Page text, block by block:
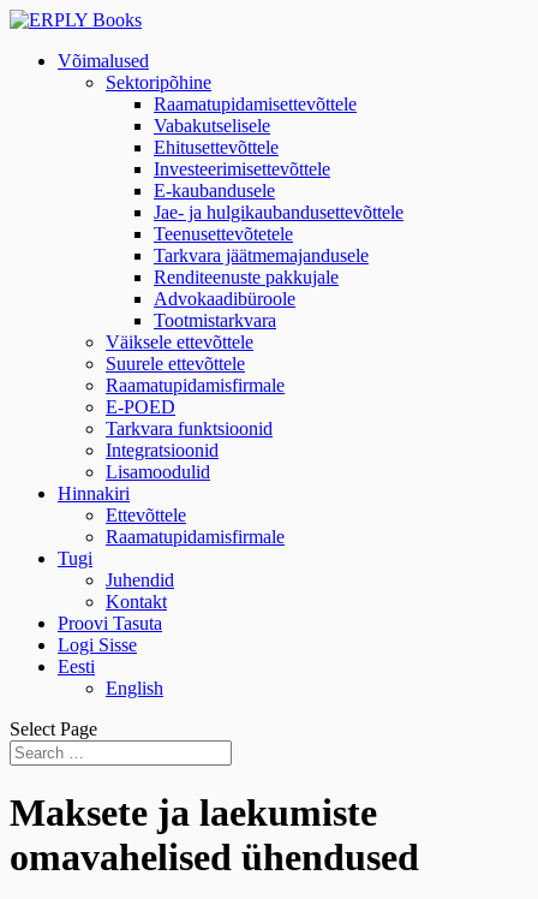
Võimalused
Sektoripõhine
Raamatupidamisettevõttele
Vabakutselisele
Ehitusettevõttele
Investeerimisettevõttele
E-kaubandusele
Jae- ja hulgikaubandusettevõttele
Teenusettevõtetele
Tarkvara jäätmemajandusele
Renditeenuste pakkujale
Advokaadibüroole
Tootmistarkvara
Väiksele ettevõttele
Suurele ettevõttele
Raamatupidamisfirmale
E-POED
Tarkvara funktsioonid
Integratsioonid
Lisamoodulid
Hinnakiri
Ettevõttele
Raamatupidamisfirmale
Tugi
Juhendid
Kontakt
Proovi Tasuta
Logi Sisse
Eesti
English
Select Page
Maksete ja laekumiste
omavahelised ühendused